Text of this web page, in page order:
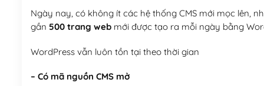
Ngày nay, có không ít các hệ thống CMS mới mọc lên,
gần 500 trang webmới được tạo ra mỗi ngày bằng
WordPress vẫn luôn tồn tại theo thời gian
– Có mã nguồn CMS mở